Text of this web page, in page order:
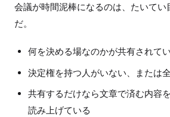
会議が時間泥棒になるのは、たいてい
だ。
何を決める場なのかが共有されて
決定権を持つ人がいない、または
共有するだけなら文章で済む内容
読み上げている